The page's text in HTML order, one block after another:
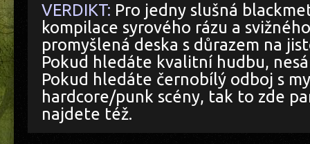
VERDIKT: Pro jedny slušná
kompilace syrového rázu a
promyšlená deska s důrazem na
Pokud hledáte kvalitní hudbu,
Pokud hledáte černobílý odboj s
hardcore/punk scény, tak to zde
najdete též.